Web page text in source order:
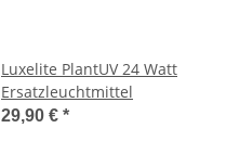
Luxelite PlantUV 24 Watt
Ersatzleuchtmittel
29,90 € *